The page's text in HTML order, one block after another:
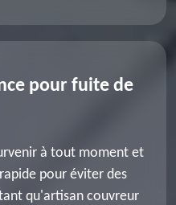
pour fuite de
à tout moment et
pour éviter des
qu'artisan couvreur